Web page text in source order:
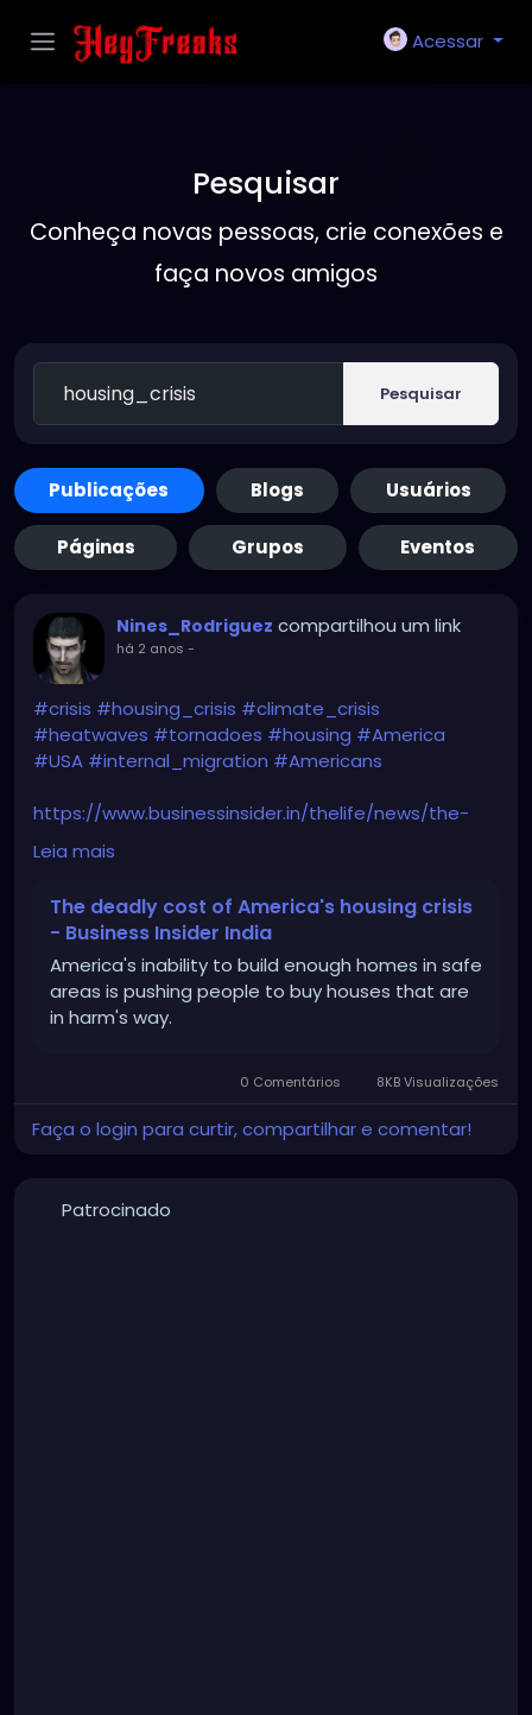
Acessar
Pesquisar
Conheça novas pessoas, crie conexões e
faça novos amigos
Pesquisar
Publicações Blogs Usuários
Páginas Grupos Eventos
Nines_Rodriguez compartilhou um link
há 2 anos -
#crisis #housing_crisis #climate_crisis
#heatwaves #tornadoes #housing #America
#USA #internal_migration #Americans
https://www.businessinsider.in/thelife/news/the-
deadly-cost-of-americas-housing-
crisis/amp_articleshow/112683232.cms
Leia mais
The deadly cost of America's housing crisis
- Business Insider India
America's inability to build enough homes in safe
areas is pushing people to buy houses that are
in harm's way.
0 Comentários 8KB Visualizações
Faça o login para curtir, compartilhar e comentar!
Patrocinado